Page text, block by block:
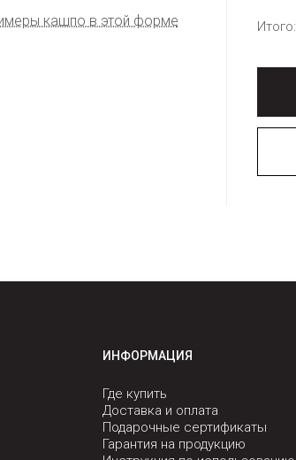
кашпо в этой форме Итого:
ИНФОРМАЦИЯ
Где купить
Доставка и оплата
Подарочные сертификаты
Гарантия на продукцию